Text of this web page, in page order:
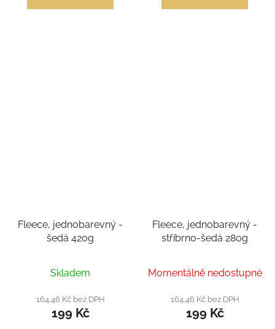
Fleece, jednobarevný -
šedá 420g
Skladem
164,46 Kč bez DPH
199 Kč
Fleece, jednobarevný -
stříbrno-šedá 280g
Momentálně nedostupné
164,46 Kč bez DPH
199 Kč